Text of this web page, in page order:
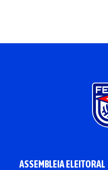
ASSEMBLEIA ELEITORAL